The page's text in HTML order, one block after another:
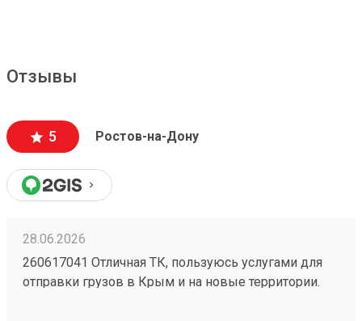
Отзывы
5 Ростов-на-Дону
28.06.2026
260617041 Отличная ТК, пользуюсь услугами для
отправки грузов в Крым и на новые территории.